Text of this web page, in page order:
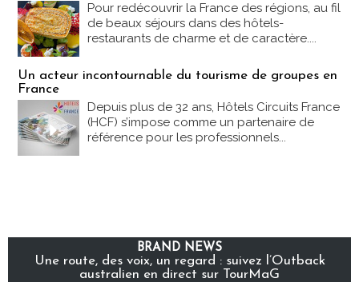
Pour redécouvrir la France des régions, au fil
de beaux séjours dans des hôtels-
restaurants de charme et de caractère....
Un acteur incontournable du tourisme de groupes en
France
Depuis plus de 32 ans, Hôtels Circuits France
(HCF) s’impose comme un partenaire de
référence pour les professionnels...
BRAND NEWS
Une route, des voix, un regard : suivez l’Outback
australien en direct sur TourMaG